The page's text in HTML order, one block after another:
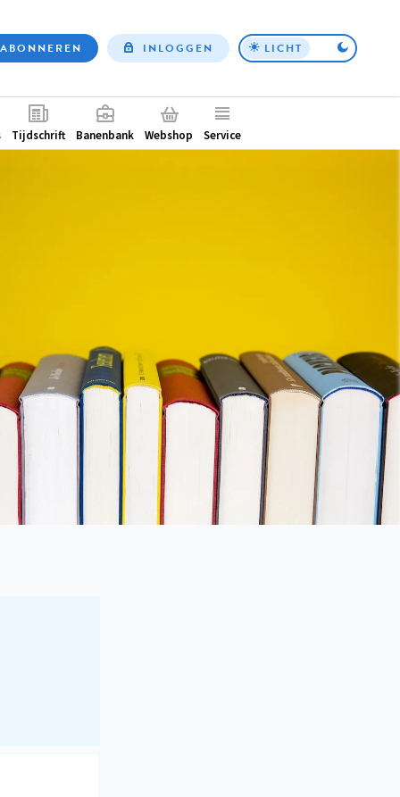
Top
ABONNEREN INLOGGEN LICHT
Tijdschrift Banenbank Webshop Service